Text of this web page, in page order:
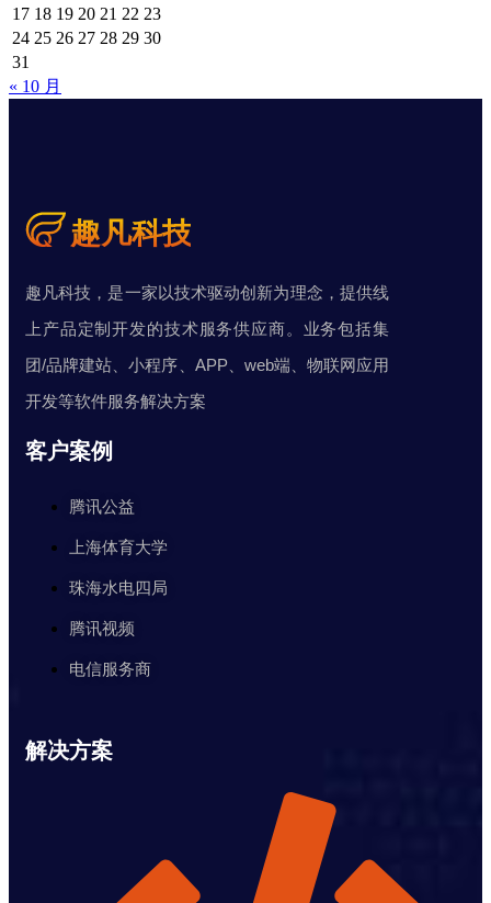
17 18 19 20 21 22 23
24 25 26 27 28 29 30
31
« 10 月
趣凡科技，是一家以技术驱动创新为理念，提供线
上产品定制开发的技术服务供应商。业务包括集
团/品牌建站、小程序、APP、web端、物联网应用
开发等软件服务解决方案
客户案例
腾讯公益
上海体育大学
珠海水电四局
腾讯视频
电信服务商
解决方案